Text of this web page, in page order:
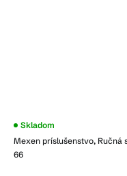
Mexen príslušenstvo, Ručná
66
Skladom